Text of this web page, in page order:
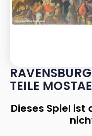
TEILE
Dieses Spiel